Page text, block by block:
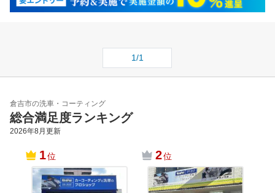
1/1
倉吉市の洗車・コーティング
総合満足度ランキング
2026年8月 更新
1位 2位